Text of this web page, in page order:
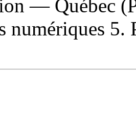
— Québec
numériques